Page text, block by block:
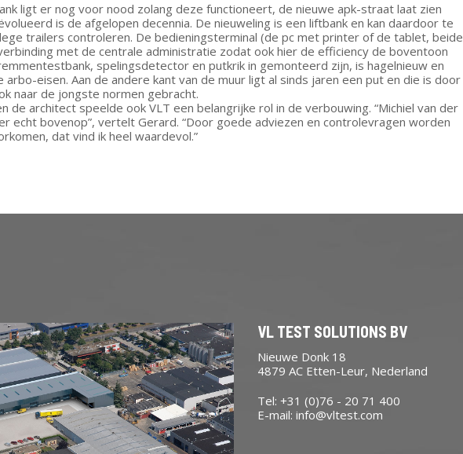
ligt er nog voor nood zolang deze functioneert, de nieuwe apk-straat laat zien
is de afgelopen decennia. De nieuweling is een liftbank en kan daardoor te
trailers controleren. De bedieningsterminal (de pc met printer of de tablet, beide
met de centrale administratie zodat ook hier de efficiency de boventoon
spelingsdetector en putkrik in gemonteerd zijn, is hagelnieuw en
eisen. Aan de andere kant van de muur ligt al sinds jaren een put en die is door
naar de jongste normen gebracht.
de architect speelde ook VLT een belangrijke rol in de verbouwing. “Michiel van der
echt bovenop”, vertelt Gerard. “Door goede adviezen en controlevragen worden
dat vind ik heel waardevol.”
VL TEST SOLUTIONS BV
Nieuwe Donk 18
4879 AC Etten-Leur, Nederland
Tel: +31 (0)76 - 20 71 400
E-mail: info@vltest.com